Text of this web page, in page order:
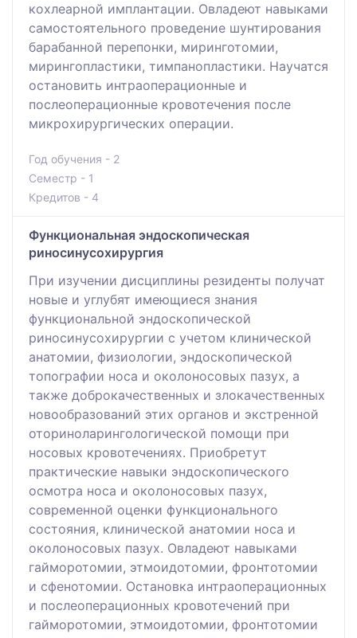
кохлеарной имплантации. Овладеют навыками
самостоятельного проведение шунтирования
барабанной перепонки, миринготомии,
мирингопластики, тимпанопластики. Научатся
остановить интраоперационные и
послеоперационные кровотечения после
микрохирургических операции.
Год обучения - 2
Семестр - 1
Кредитов - 4
Функциональная эндоскопическая
риносинусохирургия
При изучении дисциплины резиденты получат
новые и углубят имеющиеся знания
функциональной эндоскопической
риносинусохирургии с учетом клинической
анатомии, физиологии, эндоскопической
топографии носа и околоносовых пазух, а
также доброкачественных и злокачественных
новообразований этих органов и экстренной
оториноларингологической помощи при
носовых кровотечениях. Приобретут
практические навыки эндоскопического
осмотра носа и околоносовых пазух,
современной оценки функционального
состояния, клинической анатомии носа и
околоносовых пазух. Овладеют навыками
гайморотомии, этмоидотомии, фронтотомии
и сфенотомии. Остановка интраоперационных
и послеоперационных кровотечений при
гайморотомии, этмоидотомии, фронтотомии